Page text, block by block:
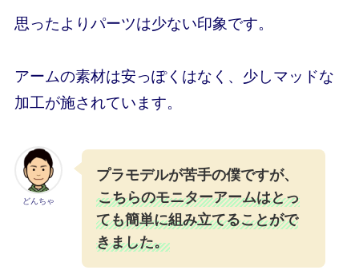
思ったよりパーツは少ない印象です。
アームの素材は安っぽくはなく、少しマッドな
加工が施されています。
どんちゃ
プラモデルが苦手の僕ですが、
こちらのモニターアームはとっ
ても簡単に組み立てることがで
きました。